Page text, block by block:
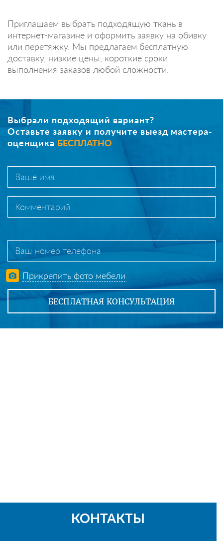
Приглашаем выбрать подходящую ткань в
интернет-магазине и оформить заявку на обивку
или перетяжку. Мы предлагаем бесплатную
доставку, низкие цены, короткие сроки
выполнения заказов любой сложности.
Выбрали подходящий вариант?
Оставьте заявку и получите выезд мастера-
оценщика БЕСПЛАТНО
Прикрепить фото мебели
КОНТАКТЫ